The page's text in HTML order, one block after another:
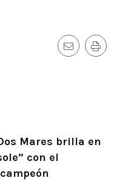
Mares brilla en
con el